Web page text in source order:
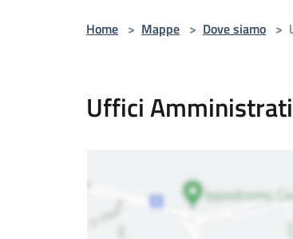
Home > Mappe > Dove siamo >
Uffici